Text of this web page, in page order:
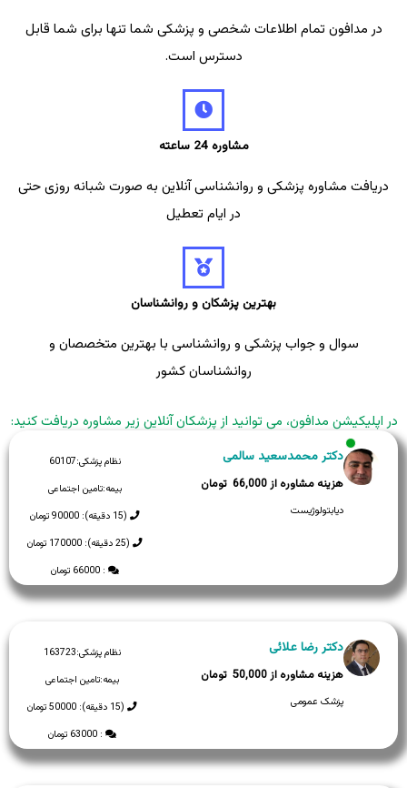
در مدافون تمام اطلاعات شخصی و پزشکی شما تنها برای شما قابل
دسترس است.
مشاوره 24 ساعته
دریافت مشاوره پزشکی و روانشناسی آنلاین به صورت شبانه روزی حتی
در ایام تعطیل
بهترین پزشکان و روانشناسان
سوال و جواب پزشکی و روانشناسی با بهترین متخصصان و
روانشناسان کشور
در اپلیکیشن مدافون، می توانید از پزشکان آنلاین زیر مشاوره دریافت کنید:
نظام پزشکی:60107
بیمه:تامین اجتماعی
(15 دقیقه): 90000 تومان
(25 دقیقه): 170000 تومان
: 66000 تومان
دکتر محمدسعید سالمی
66,000
دیابتولوژیست
نظام پزشکی:163723
بیمه:تامین اجتماعی
(15 دقیقه): 50000 تومان
: 63000 تومان
دکتر رضا علائی
50,000
پزشک عمومی